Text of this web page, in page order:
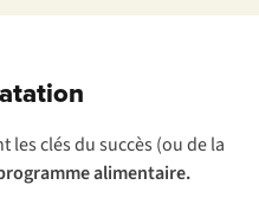
clés du succès (ou de la
alimentaire.